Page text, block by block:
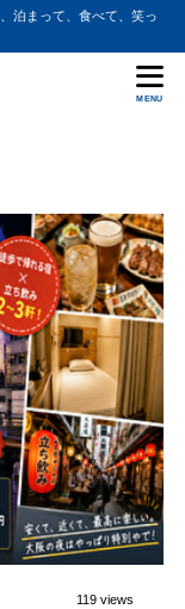
泊まって、食べて、笑っ
MENU
119 views